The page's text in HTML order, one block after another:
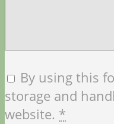
By using this
storage and
website. *